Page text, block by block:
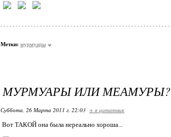
Метки: мурмуары
МУРМУАРЫ ИЛИ МЕАМУРЫ?
Суббота, 26 Марта 2011 г. 22:03 + в цитатник
Вот ТАКОЙ она была нереально хороша...